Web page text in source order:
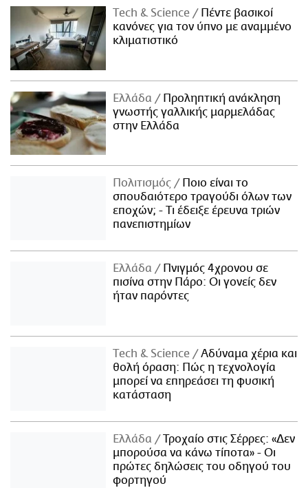
Τech & Science
Πέντε βασικοί
κανόνες για τον ύπνο με αναμμένο
κλιματιστικό
Ελλάδα
Προληπτική ανάκληση
γνωστής γαλλικής μαρμελάδας
στην Ελλάδα
Πολιτισμός
Ποιο είναι το
σπουδαιότερο τραγούδι όλων των
εποχών; - Τι έδειξε έρευνα τριών
πανεπιστημίων
Ελλάδα
Πνιγμός 4χρονου σε
πισίνα στην Πάρο: Οι γονείς δεν
ήταν παρόντες
Τech & Science
Αδύναμα χέρια και
θολή όραση: Πώς η τεχνολογία
μπορεί να επηρεάσει τη φυσική
κατάσταση
Ελλάδα
Τροχαίο στις Σέρρες: «Δεν
μπορούσα να κάνω τίποτα» - Οι
πρώτες δηλώσεις του οδηγού του
φορτηγού